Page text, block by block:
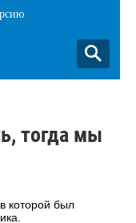
тогда мы
которой был